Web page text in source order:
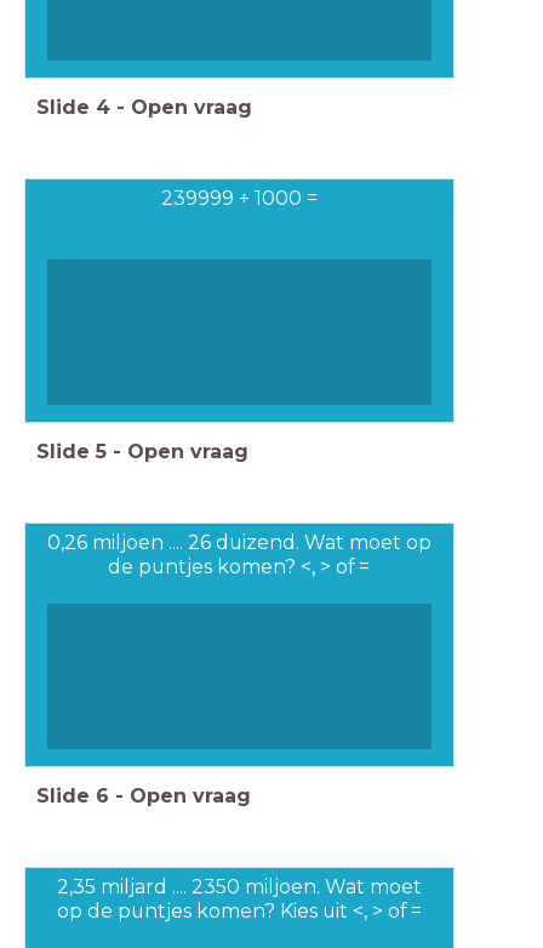
Slide 4 - Open vraag
239999 + 1000 =
Slide 5 - Open vraag
0,26 miljoen .... 26 duizend. Wat moet op
de puntjes komen? <, > of =
Slide 6 - Open vraag
2,35 miljard .... 2350 miljoen. Wat moet
op de puntjes komen? Kies uit <, > of =